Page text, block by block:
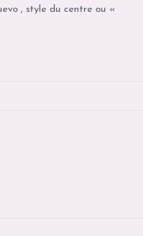
, style du centre ou «